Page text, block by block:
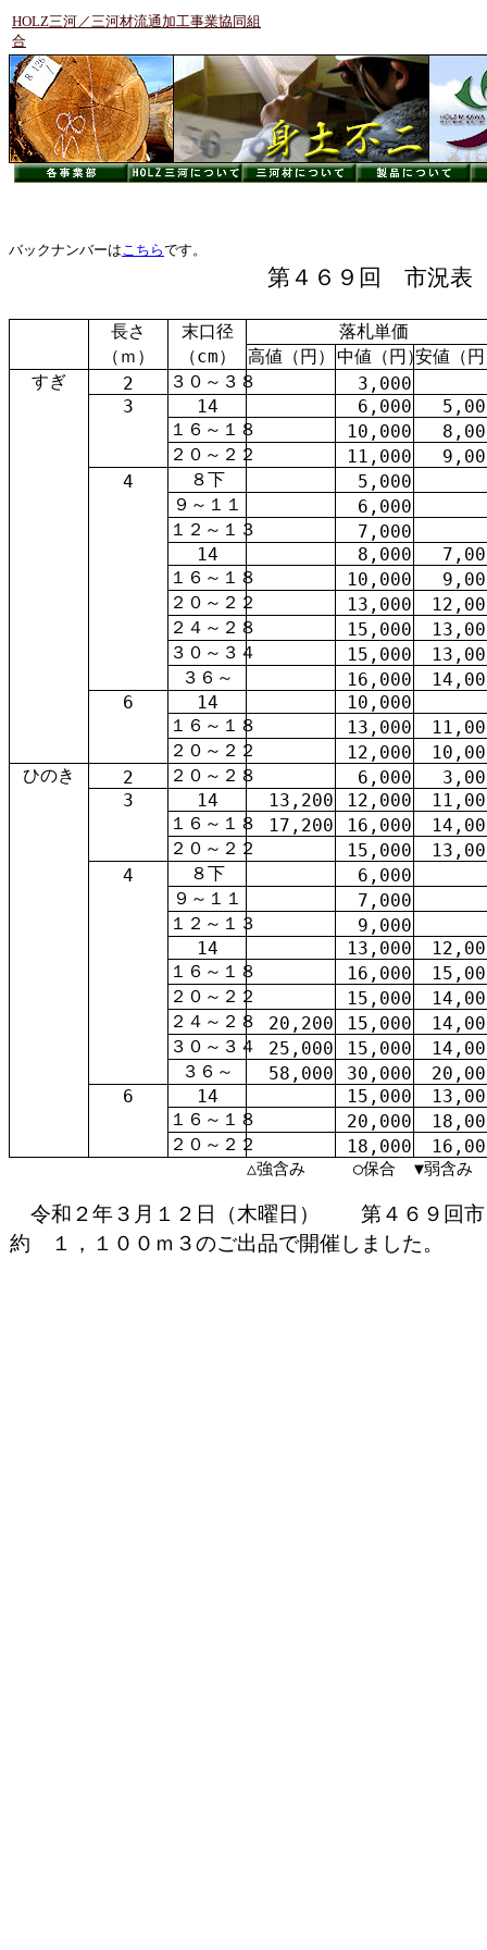
HOLZ三河／三河材流通加工事業協同組
合
バックナンバーはこちらです。
第４６９回 市況表
長さ 末口径
落札単価
（ｍ）
（cm） 高値（円） 中値（円）安値（
すぎ
2 ３０～３８
3,000
3
14 6,000
１６～１８
10,000
２０～２２
11,000
4
８下
5,000
９～１１
6,000
１２～１３
7,000
14
8,000
１６～１８
10,000
２０～２２
13,000
２４～２８
15,000
３０～３４
15,000
３６～
16,000
6
14
10,000
１６～１８
13,000
２０～２２
12,000
ひのき
2 ２０～２８ 6,000
3
14 13,200 12,000
１６～１８
17,200 16,000
２０～２２
15,000
4
８下
6,000
９～１１
7,000
１２～１３
9,000
14
13,000
１６～１８
16,000
２０～２２
15,000
２４～２８
20,200 15,000
３０～３４
25,000 15,000
３６～
58,000 30,000
6
14 15,000
１６～１８
20,000
２０～２２
18,000
△強含み ○保合 ▼弱含み
令和２年３月１２日（木曜日） 第４６９回市
約 １，１００ｍ３のご出品で開催しました。